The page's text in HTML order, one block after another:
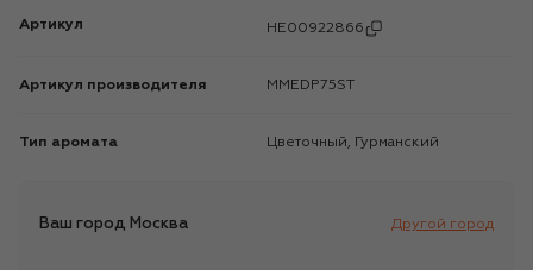
Артикул HE00922866
Артикул производителя MMEDP75ST
Тип аромата Цветочный, Гурманский
Ваш город Москва Другой город